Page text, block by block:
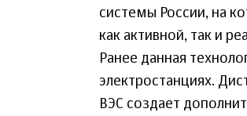
системы России, на
как активной, так и
Ранее данная
электростанциях.
ВЭС создает